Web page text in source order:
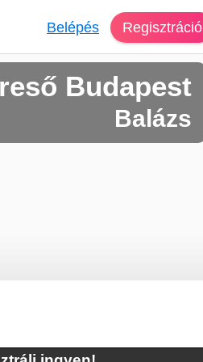
Belépés Regisztráció
Budapest
Balázs